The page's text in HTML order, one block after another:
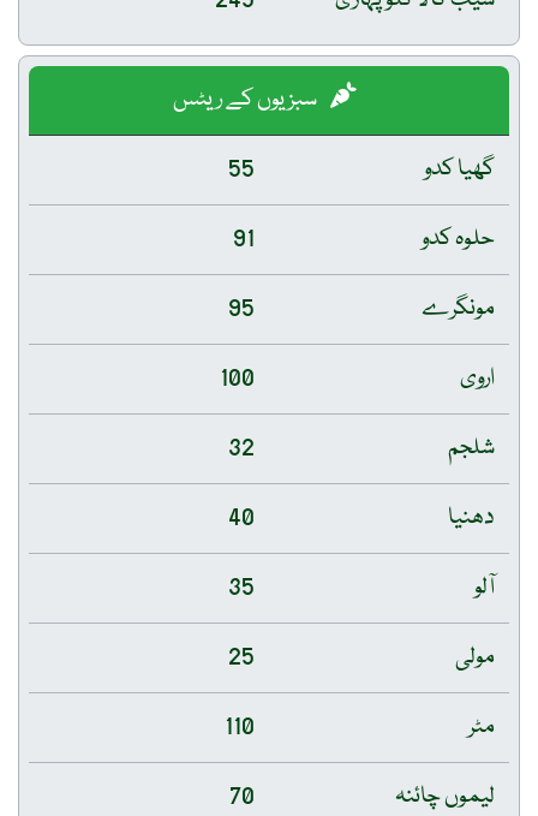
سبزیوں کے ریٹس
گھیا کدو
55
حلوہ کدو
91
مونگرے
95
اروی
100
شلجم
32
دھنیا
40
آلو
35
مولی
25
مٹر
110
لیموں چائنہ
70